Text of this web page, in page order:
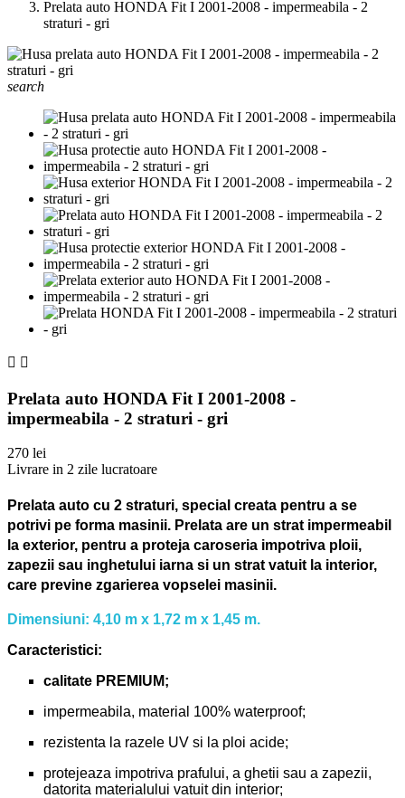
Prelata auto HONDA Fit I 2001-2008 - impermeabila - 2
straturi - gri
search
 
Prelata auto HONDA Fit I 2001-2008 -
impermeabila - 2 straturi - gri
270 lei
Livrare in 2 zile lucratoare
Prelata auto cu 2 straturi, special creata pentru a se
potrivi pe forma masinii. Prelata are un strat impermeabil
la exterior, pentru a proteja caroseria impotriva ploii,
zapezii sau inghetului iarna si un strat vatuit la interior,
care previne zgarierea vopselei masinii.
Dimensiuni: 4,10 m x 1,72 m x 1,45 m.
Caracteristici:
calitate PREMIUM;
impermeabila, material 100% waterproof;
rezistenta la razele UV si la ploi acide;
protejeaza impotriva prafului, a ghetii sau a zapezii,
datorita materialului vatuit din interior;